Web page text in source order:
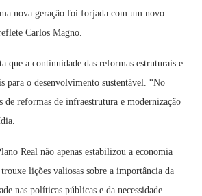
nova geração foi forjada com um novo
Carlos Magno.
que a continuidade das reformas estruturais e
para o desenvolvimento sustentável. “No
de reformas de infraestrutura e modernização
Real não apenas estabilizou a economia
lições valiosas sobre a importância da
nas políticas públicas e da necessidade